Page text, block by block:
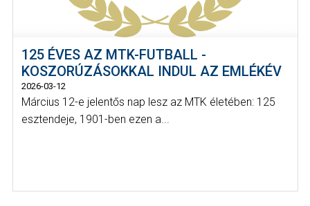
125 ÉVES AZ MTK-FUTBALL -
KOSZORÚZÁSOKKAL INDUL AZ EMLÉKÉV
2026-03-12
Március 12-e jelentős nap lesz az MTK életében: 125
esztendeje, 1901-ben ezen a...